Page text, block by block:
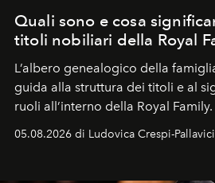
Quali sono e cosa
titoli nobiliari della Royal
L’albero genealogico della
guida alla struttura dei titoli e al
ruoli all’interno della Royal Family.
05.08.2026 di Ludovica Crespi-